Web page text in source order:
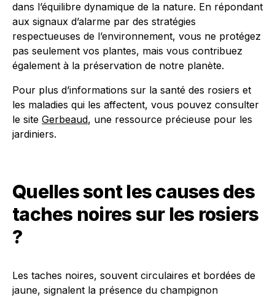
dans l’équilibre dynamique de la nature. En répondant
aux signaux d’alarme par des stratégies
respectueuses de l’environnement, vous ne protégez
pas seulement vos plantes, mais vous contribuez
également à la préservation de notre planète.
Pour plus d’informations sur la santé des rosiers et
les maladies qui les affectent, vous pouvez consulter
le site Gerbeaud, une ressource précieuse pour les
jardiniers.
Quelles sont les causes des
taches noires sur les rosiers
?
Les taches noires, souvent circulaires et bordées de
jaune, signalent la présence du champignon